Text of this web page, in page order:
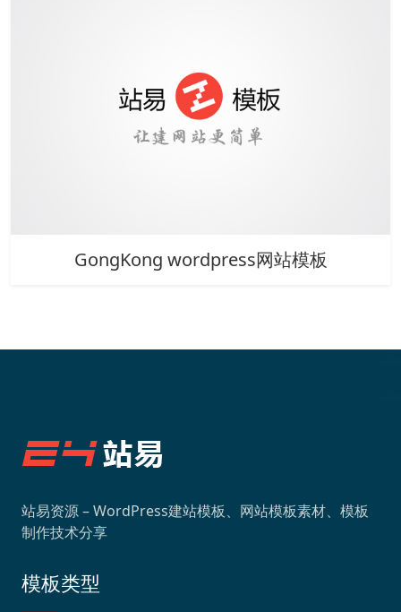
GongKong wordpress网站模板
站易资源 – WordPress建站模板、网站模板素材、模板
制作技术分享
模板类型